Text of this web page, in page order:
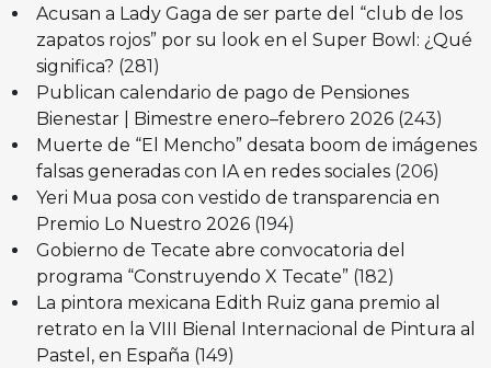
Acusan a Lady Gaga de ser parte del “club de los
zapatos rojos” por su look en el Super Bowl: ¿Qué
significa? (281)
Publican calendario de pago de Pensiones
Bienestar | Bimestre enero–febrero 2026 (243)
Muerte de “El Mencho” desata boom de imágenes
falsas generadas con IA en redes sociales (206)
Yeri Mua posa con vestido de transparencia en
Premio Lo Nuestro 2026 (194)
Gobierno de Tecate abre convocatoria del
programa “Construyendo X Tecate” (182)
La pintora mexicana Edith Ruiz gana premio al
retrato en la VIII Bienal Internacional de Pintura al
Pastel, en España (149)